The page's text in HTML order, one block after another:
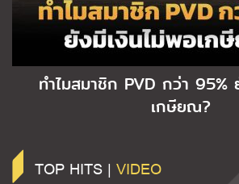
ทำไมสมาชิก PVD กว่า 95%
เกษียณ?
TOP HITS | VIDEO